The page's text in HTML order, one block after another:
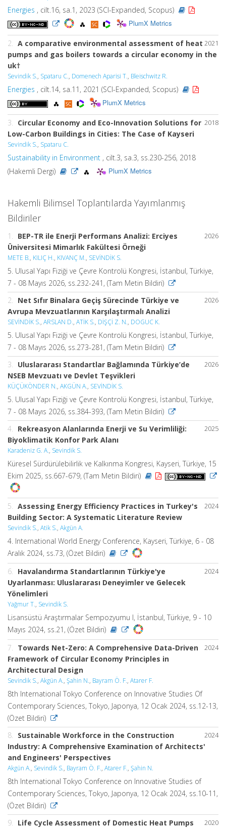
Energies , cilt.16, sa.1, 2023 (SCI-Expanded, Scopus)
PlumX Metrics
2021
2. A comparative environmental assessment of heat
pumps and gas boilers towards a circular economy in the
uk†
Sevindik S., Spataru C., Domenech Aparisi T., Bleischwitz R.
Energies , cilt.14, sa.11, 2021 (SCI-Expanded, Scopus)
PlumX Metrics
2018
3. Circular Economy and Eco-Innovation Solutions for
Low-Carbon Buildings in Cities: The Case of Kayseri
Sevindik S., Spataru C.
Sustainability in Environment , cilt.3, sa.3, ss.230-256, 2018
(Hakemli Dergi)
PlumX Metrics
Hakemli Bilimsel Toplantılarda Yayımlanmış
Bildiriler
2026
1. BEP-TR ile Enerji Performans Analizi: Erciyes
Üniversitesi Mimarlık Fakültesi Örneği
METE B., KILIÇ H., KIVANÇ M., SEVİNDİK S.
5. Ulusal Yapı Fiziği ve Çevre Kontrolü Kongresi, İstanbul, Türkiye,
7 - 08 Mayıs 2026, ss.232-241, (Tam Metin Bildiri)
2026
2. Net Sıfır Binalara Geçiş Sürecinde Türkiye ve
Avrupa Mevzuatlarının Karşılaştırmalı Analizi
SEVİNDİK S., ARSLAN D., ATİK S., DİŞÇİ Z. N., DOGUC K.
5. Ulusal Yapı Fiziği ve Çevre Kontrolü Kongresi, İstanbul, Türkiye,
7 - 08 Mayıs 2026, ss.273-281, (Tam Metin Bildiri)
2026
3. Uluslararası Standartlar Bağlamında Türkiye’de
NSEB Mevzuatı ve Devlet Teşvikleri
KÜÇÜKÖNDER N., AKGÜN A., SEVİNDİK S.
5. Ulusal Yapı Fiziği ve Çevre Kontrolü Kongresi, İstanbul, Türkiye,
7 - 08 Mayıs 2026, ss.384-393, (Tam Metin Bildiri)
2025
4. Rekreasyon Alanlarında Enerji ve Su Verimliliği:
Biyoklimatik Konfor Park Alanı
Karadeniz G. A., Sevindik S.
Küresel Sürdürülebilirlik ve Kalkınma Kongresi, Kayseri, Türkiye, 15
Ekim 2025, ss.667-679, (Tam Metin Bildiri)
2024
5. Assessing Energy Efficiency Practices in Turkey's
Building Sector: A Systematic Literature Review
Sevindik S., Atik S., Akgün A.
4. International World Energy Conference, Kayseri, Türkiye, 6 - 08
Aralık 2024, ss.73, (Özet Bildiri)
2024
6. Havalandırma Standartlarının Türkiye'ye
Uyarlanması: Uluslararası Deneyimler ve Gelecek
Yönelimleri
Yağmur T., Sevindik S.
Lisansüstü Araştırmalar Sempozyumu I, İstanbul, Türkiye, 9 - 10
Mayıs 2024, ss.21, (Özet Bildiri)
2024
7.
Towards Net-Zero: A Comprehensive Data-Driven
Framework of Circular Economy Principles in
Architectural Design
Sevindik S., Akgün A., Şahin N., Bayram Ö. F., Atarer F.
8th International Tokyo Conference on Innovative Studies Of
Contemporary Sciences, Tokyo, Japonya, 12 Ocak 2024, ss.12-13,
(Özet Bildiri)
2024
8.
Sustainable Workforce in the Construction
Industry: A Comprehensive Examination of Architects'
and Engineers' Perspectives
Akgün A., Sevindik S., Bayram Ö. F., Atarer F., Şahin N.
8th International Tokyo Conference on Innovative Studies of
Contemporary Sciences, Tokyo, Japonya, 12 Ocak 2024, ss.10-11,
(Özet Bildiri)
2020
9.
Life Cycle Assessment of Domestic Heat Pumps